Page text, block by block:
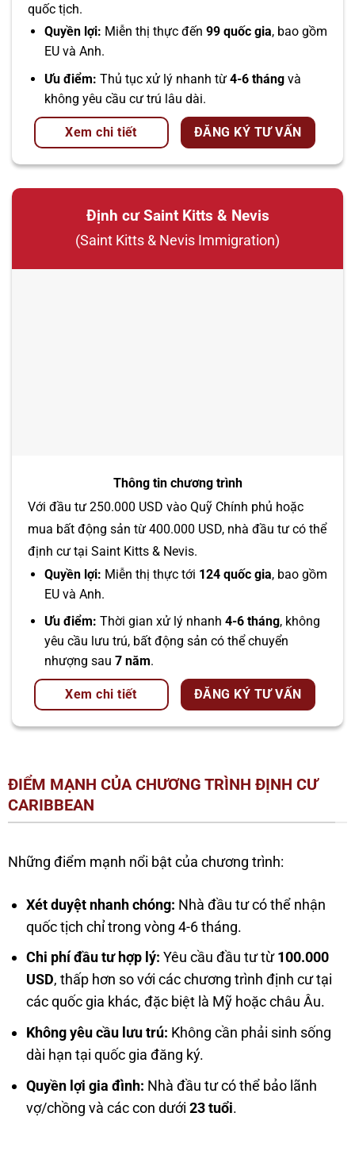
quốc tịch.
Quyền lợi: Miễn thị thực đến 99 quốc gia, bao gồm
EU và Anh.
Ưu điểm: Thủ tục xử lý nhanh từ 4-6 thángvà
không yêu cầu cư trú lâu dài.
Xem chi tiết ĐĂNG KÝ TƯ VẤN
Định cư Saint Kitts & Nevis
(Saint Kitts & Nevis Immigration)
Thông tin chương trình
Với đầu tư 250.000 USD vào Quỹ Chính phủ hoặc
mua bất động sản từ 400.000 USD, nhà đầu tư có thể
định cư tại Saint Kitts & Nevis.
Quyền lợi: Miễn thị thực tới 124 quốc gia, bao gồm
EU và Anh.
Ưu điểm: Thời gian xử lý nhanh 4-6 tháng, không
yêu cầu lưu trú, bất động sản có thể chuyển
nhượng sau 7 năm.
Xem chi tiết ĐĂNG KÝ TƯ VẤN
ĐIỂM MẠNH CỦA CHƯƠNG TRÌNH ĐỊNH CƯ
CARIBBEAN
Những điểm mạnh nổi bật của chương trình:
Xét duyệt nhanh chóng: Nhà đầu tư có thể nhận
quốc tịch chỉ trong vòng 4-6 tháng.
Chi phí đầu tư hợp lý: Yêu cầu đầu tư từ100.000
USD, thấp hơn so với các chương trình định cư tại
các quốc gia khác, đặc biệt là Mỹ hoặc châu Âu.
Không yêu cầu lưu trú: Không cần phải sinh sống
dài hạn tại quốc gia đăng ký.
Quyền lợi gia đình: Nhà đầu tư có thể bảo lãnh
vợ/chồng và các con dưới23 tuổi.